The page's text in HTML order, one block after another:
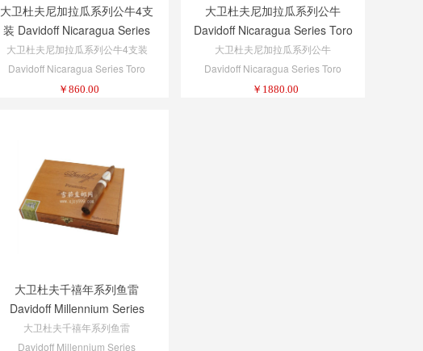
大卫杜夫尼加拉瓜系列公牛4支
装 Davidoff Nicaragua Series
Toro 4-Pack 1/4
大卫杜夫尼加拉瓜系列公牛4支装
Davidoff Nicaragua Series Toro
4-Pack 1/4
￥ 860.00
大卫杜夫尼加拉瓜系列公牛
Davidoff Nicaragua Series Toro
大卫杜夫尼加拉瓜系列公牛
Davidoff Nicaragua Series Toro
￥ 1880.00
大卫杜夫千禧年系列鱼雷
Davidoff Millennium Series
Piramides
大卫杜夫千禧年系列鱼雷
Davidoff Millennium Series